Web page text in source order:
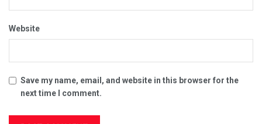
Website
Save my name, email, and website in this browser for the
next time I comment.